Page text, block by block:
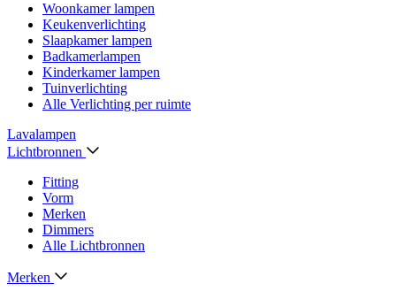
Woonkamer lampen
Keukenverlichting
Slaapkamer lampen
Badkamerlampen
Kinderkamer lampen
Tuinverlichting
Alle Verlichting per ruimte
Lavalampen
Lichtbronnen
Fitting
Vorm
Merken
Dimmers
Alle Lichtbronnen
Merken